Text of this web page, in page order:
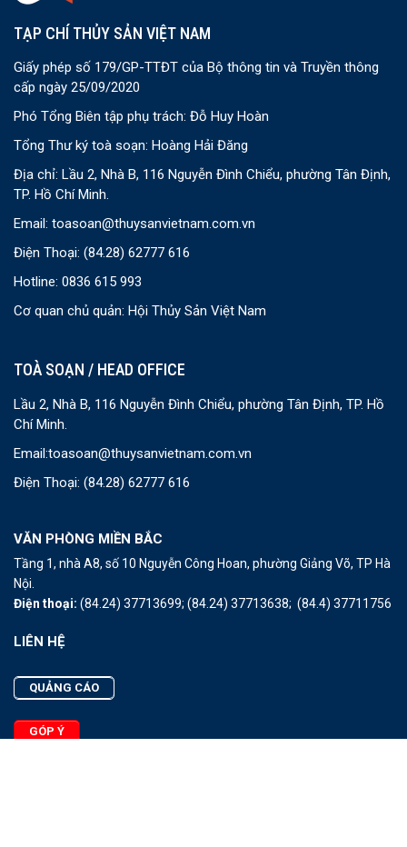
TẠP CHÍ THỦY SẢN VIỆT NAM
Giấy phép số 179/GP-TTĐT của Bộ thông tin và Truyền thông
cấp ngày 25/09/2020
Phó Tổng Biên tập phụ trách: Đỗ Huy Hoàn
Tổng Thư ký toà soạn: Hoàng Hải Đăng
Địa chỉ: Lầu 2, Nhà B, 116 Nguyễn Đình Chiểu, phường Tân Định,
TP. Hồ Chí Minh.
Email: toasoan@thuysanvietnam.com.vn
Điện Thoại: (84.28) 62777 616
Hotline: 0836 615 993
Cơ quan chủ quản: Hội Thủy Sản Việt Nam
TOÀ SOẠN / HEAD OFFICE
Lầu 2, Nhà B, 116 Nguyễn Đình Chiểu, phường Tân Định, TP. Hồ
Chí Minh.
Email:toasoan@thuysanvietnam.com.vn
Điện Thoại: (84.28) 62777 616
VĂN PHÒNG MIỀN BẮC
Tầng 1, nhà A8, số 10 Nguyễn Công Hoan, phường Giảng Võ, TP Hà
Nội.
Điện thoại: (84.24) 37713699; (84.24) 37713638; (84.4) 37711756
LIÊN HỆ
QUẢNG CÁO
GÓP Ý